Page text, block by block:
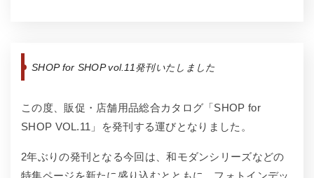
SHOP for SHOP vol.11発刊いたしました
この度、販促・店舗用品総合カタログ「SHOP for
SHOP VOL.11」を発刊する運びとなりました。
2年ぶりの発刊となる今回は、和モダンシリーズなどの
特集ページを新たに盛り込むとともに、フォトインデッ